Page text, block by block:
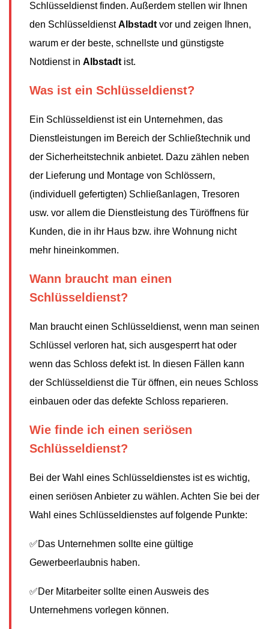
Schlüsseldienst finden. Außerdem stellen wir Ihnen
den SchlüsseldienstAlbstadt vor und zeigen Ihnen,
warum er der beste, schnellste und günstigste
Notdienst in Albstadt ist.
Was ist ein Schlüsseldienst?
Ein Schlüsseldienst ist ein Unternehmen, das
Dienstleistungen im Bereich der Schließtechnik und
der Sicherheitstechnik anbietet. Dazu zählen neben
der Lieferung und Montage von Schlössern,
(individuell gefertigten) Schließanlagen, Tresoren
usw. vor allem die Dienstleistung des Türöffnens für
Kunden, die in ihr Haus bzw. ihre Wohnung nicht
mehr hineinkommen.
Wann braucht man einen
Schlüsseldienst?
Man braucht einen Schlüsseldienst, wenn man seinen
Schlüssel verloren hat, sich ausgesperrt hat oder
wenn das Schloss defekt ist. In diesen Fällen kann
der Schlüsseldienst die Tür öffnen, ein neues Schloss
einbauen oder das defekte Schloss reparieren.
Wie finde ich einen seriösen
Schlüsseldienst?
Bei der Wahl eines Schlüsseldienstes ist es wichtig,
einen seriösen Anbieter zu wählen. Achten Sie bei der
Wahl eines Schlüsseldienstes auf folgende Punkte:
✅Das Unternehmen sollte eine gültige
Gewerbeerlaubnis haben.
✅Der Mitarbeiter sollte einen Ausweis des
Unternehmens vorlegen können.